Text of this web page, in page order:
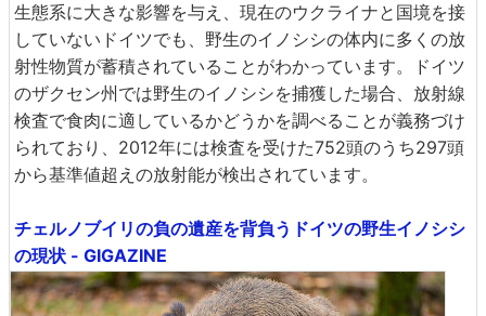
生態系に大きな影響を与え、現在のウクライナと国境を接
していないドイツでも、野生のイノシシの体内に多くの放
射性物質が蓄積されていることがわかっています。ドイツ
のザクセン州では野生のイノシシを捕獲した場合、放射線
検査で食肉に適しているかどうかを調べることが義務づけ
られており、2012年には検査を受けた752頭のうち297頭
から基準値超えの放射能が検出されています。
チェルノブイリの負の遺産を背負うドイツの野生イノシシ
の現状 - GIGAZINE